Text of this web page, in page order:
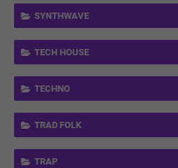
SYNTHWAVE
TECH HOUSE
TECHNO
TRAD FOLK
TRAP